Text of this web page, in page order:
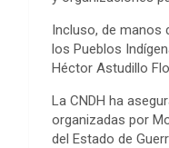
Incluso, de manos
los Pueblos
Héctor Astudillo
La CNDH ha
organizadas por
del Estado de